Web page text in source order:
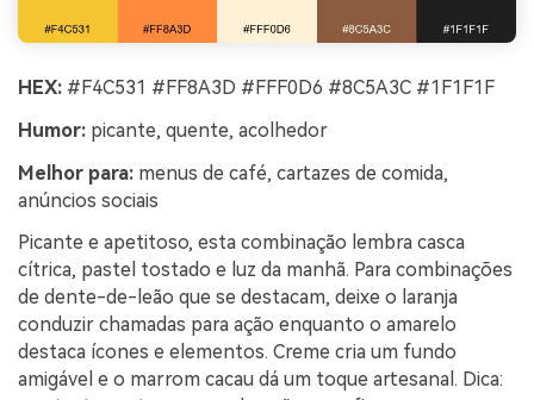
HEX: #F4C531 #FF8A3D #FFF0D6 #8C5A3C #1F1F1F
Humor: picante, quente, acolhedor
Melhor para: menus de café, cartazes de comida,
anúncios sociais
Picante e apetitoso, esta combinação lembra casca
cítrica, pastel tostado e luz da manhã. Para combinações
de dente-de-leão que se destacam, deixe o laranja
conduzir chamadas para ação enquanto o amarelo
destaca ícones e elementos. Creme cria um fundo
amigável e o marrom cacau dá um toque artesanal. Dica: